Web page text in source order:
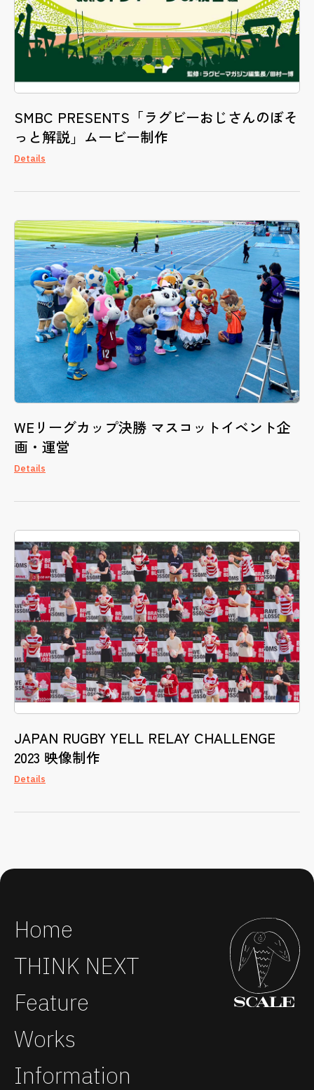
SMBC PRESENTS「ラグビーおじさんのぼそ
っと解説」ムービー制作
Details
WEリーグカップ決勝 マスコットイベント企
画・運営
Details
JAPAN RUGBY YELL RELAY CHALLENGE
2023 映像制作
Details
Home
THINK NEXT
Feature
Works
Information